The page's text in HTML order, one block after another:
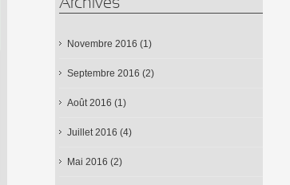
Archives
Novembre 2016 (1)
Septembre 2016 (2)
Août 2016 (1)
Juillet 2016 (4)
Mai 2016 (2)